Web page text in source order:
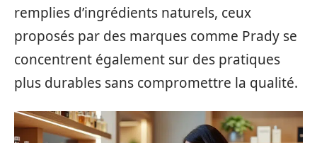
remplies d’ingrédients naturels, ceux
proposés par des marques comme Prady se
concentrent également sur des pratiques
plus durables sans compromettre la qualité.